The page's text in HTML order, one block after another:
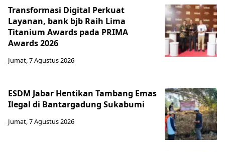
Transformasi Digital Perkuat
Layanan, bank bjb Raih Lima
Titanium Awards pada PRIMA
Awards 2026
Jumat, 7 Agustus 2026
ESDM Jabar Hentikan Tambang Emas
Ilegal di Bantargadung Sukabumi
Jumat, 7 Agustus 2026